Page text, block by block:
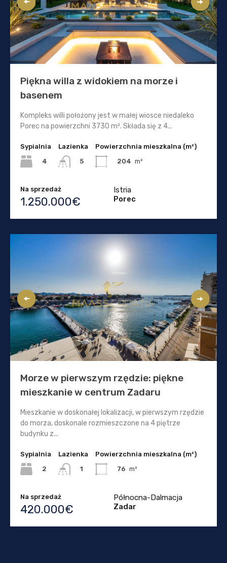
Piękna willa z widokiem na morze i
basenem
Kompleks willi położony jest w małej wiosce niedaleko
Porec na powierzchni 3730 m². Składa się z 4...
Sypialnia
4
Lazienka
5
Powierzchnia mieszkalna (m²)
204 m²
Na sprzedaż
1.250.000€
Istria
Porec
Morze w pierwszym rzędzie: piękne
mieszkanie w centrum Zadaru
Mieszkanie w doskonałej lokalizacji, w pierwszym rzędzie
do morza, doskonale rozmieszczone na 4 piętrze
budynku z...
Sypialnia
2
Lazienka
1
Powierzchnia mieszkalna (m²)
76 m²
Na sprzedaż
420.000€
Północna-Dalmacja
Zadar